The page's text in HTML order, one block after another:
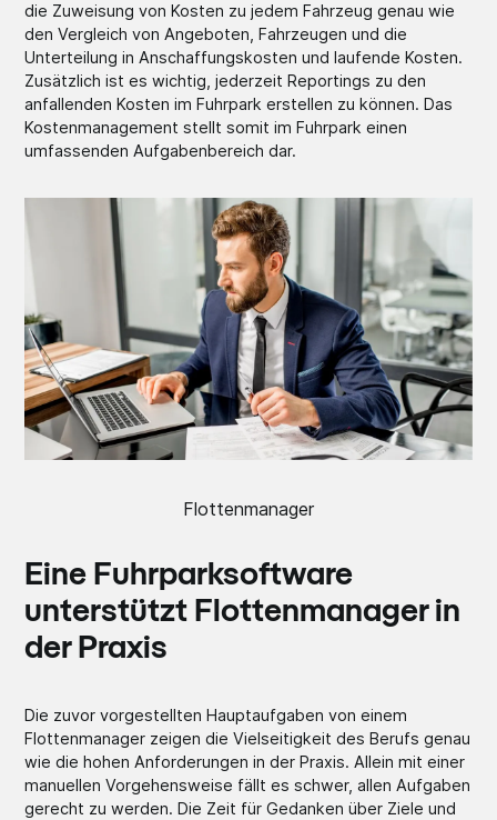
die Zuweisung von Kosten zu jedem Fahrzeug genau wie
den Vergleich von Angeboten, Fahrzeugen und die
Unterteilung in Anschaffungskosten und laufende Kosten.
Zusätzlich ist es wichtig, jederzeit Reportings zu den
anfallenden Kosten im Fuhrpark erstellen zu können. Das
Kostenmanagement stellt somit im Fuhrpark einen
umfassenden Aufgabenbereich dar.
Flottenmanager
Eine Fuhrparksoftware
unterstützt Flottenmanager in
der Praxis
Die zuvor vorgestellten Hauptaufgaben von einem
Flottenmanager zeigen die Vielseitigkeit des Berufs genau
wie die hohen Anforderungen in der Praxis. Allein mit einer
manuellen Vorgehensweise fällt es schwer, allen Aufgaben
gerecht zu werden. Die Zeit für Gedanken über Ziele und